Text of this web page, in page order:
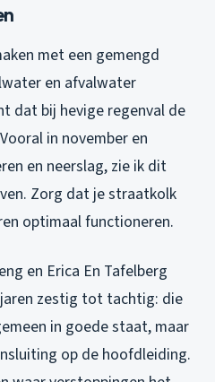
met een gemengd
en afvalwater
dat bij hevige regenval de
in november en
en neerslag, zie ik dit
Zorg dat je straatkolk
optimaal functioneren.
en Erica En Tafelberg
zestig tot tachtig: die
in goede staat, maar
op de hoofdleiding.